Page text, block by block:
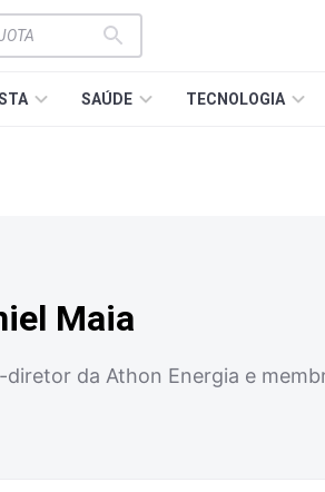
SAÚDE TECNOLOGIA
Maia
diretor da Athon Energia e